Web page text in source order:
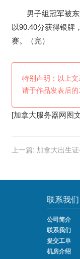
男子组冠军被
以90.40分获得银牌
赛。（完）
特别声明：以上
请于作品发表后的
[加拿大服务器网图
上一篇: 加拿大出生
联系我们
公司简介
联系我们
提交工单
机房介绍